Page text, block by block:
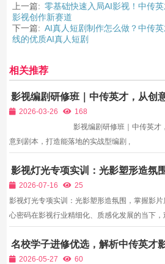
上一篇: 零基础快速入局AI影视！中传
影视创作新赛道
下一篇: AI真人短剧制作怎么做？中传
线的优质AI真人短剧
相关推荐
影视编剧研修班｜中传英才，从创
本，打造能落地的实战型编剧
2026-03-26
168
影视编剧研修班｜中传英才，
意到剧本，打造能落地的实战型编剧 ,
影视灯光专项实训：光影塑形造氛
握影片质感核心密码
2026-07-16
25
影视灯光专项实训：光影塑形造氛围，掌握影片
心密码在影视行业精细化、质感化发展的当下，
的基础属性，成为塑造人物情绪、烘托剧情氛
影片调性、提升画面高级感的核心手段。同样的
名校学子进修优选，解析中传英才
程的核心教学优势
2026-05-27
60